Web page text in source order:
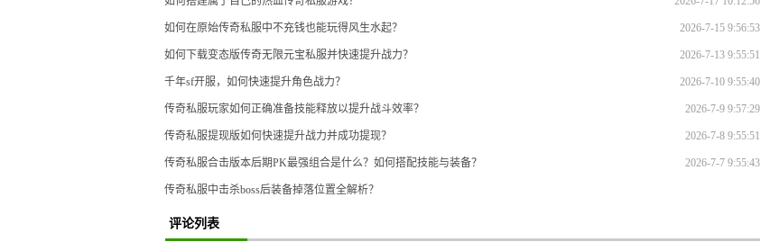
如何在原始传奇私服中不充钱也能玩得风生水起？ 2026-7-15 9:56:53
如何下载变态版传奇无限元宝私服并快速提升战力？ 2026-7-13 9:55:51
千年sf开服，如何快速提升角色战力？ 2026-7-10 9:55:40
传奇私服玩家如何正确准备技能释放以提升战斗效率？ 2026-7-9 9:57:29
传奇私服提现版如何快速提升战力并成功提现？ 2026-7-8 9:55:51
传奇私服合击版本后期PK最强组合是什么？如何搭配技能与装备？ 2026-7-7 9:55:43
传奇私服中击杀boss后装备掉落位置全解析？
评论列表